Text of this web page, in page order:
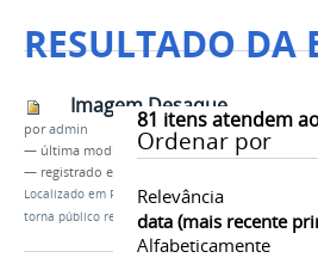
RESULTADO DA
81 itens atendem
Ordenar por
Relevância
data (mais recente
Alfabeticamente
Imagem Desaque
poradmin
— última modificação13/05/2016 09h42
— registrado em:
Localizado em PRÓ-REITORIAS /…/
torna público resultado final do Edital 009/2016